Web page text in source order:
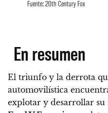
Fuente: 20th Century Fox
En resumen
El triunfo y la derrota
automovilística
explotar y desarrollar